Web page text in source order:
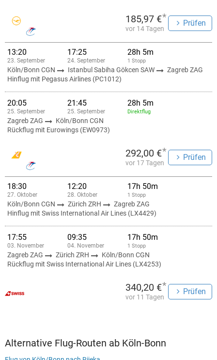
185,97 €*
vor 14 Tagen
Prüfen
13:20
23. September
17:25
24. September
28h 5m
1 Stopp
Köln/Bonn CGN Istanbul Sabiha Gökcen SAW
Zagreb ZAG
Hinflug mit Pegasus Airlines (PC1012)
20:05
25. September
21:45
25. September
28h 5m
Direktflug
Zagreb ZAG
Köln/Bonn CGN
Rückflug mit Eurowings (EW0973)
292,00 €*
vor 17 Tagen
Prüfen
18:30
27. Oktober
12:20
28. Oktober
17h 50m
1 Stopp
Köln/Bonn CGN Zürich ZRH
Zagreb ZAG
Hinflug mit Swiss International Air Lines (LX4429)
17:55
03. November
09:35
04. November
17h 50m
1 Stopp
Zagreb ZAG Zürich ZRH
Köln/Bonn CGN
Rückflug mit Swiss International Air Lines (LX4253)
340,20 €*
vor 11 Tagen
Prüfen
Alternative Flug-Routen ab Köln-Bonn